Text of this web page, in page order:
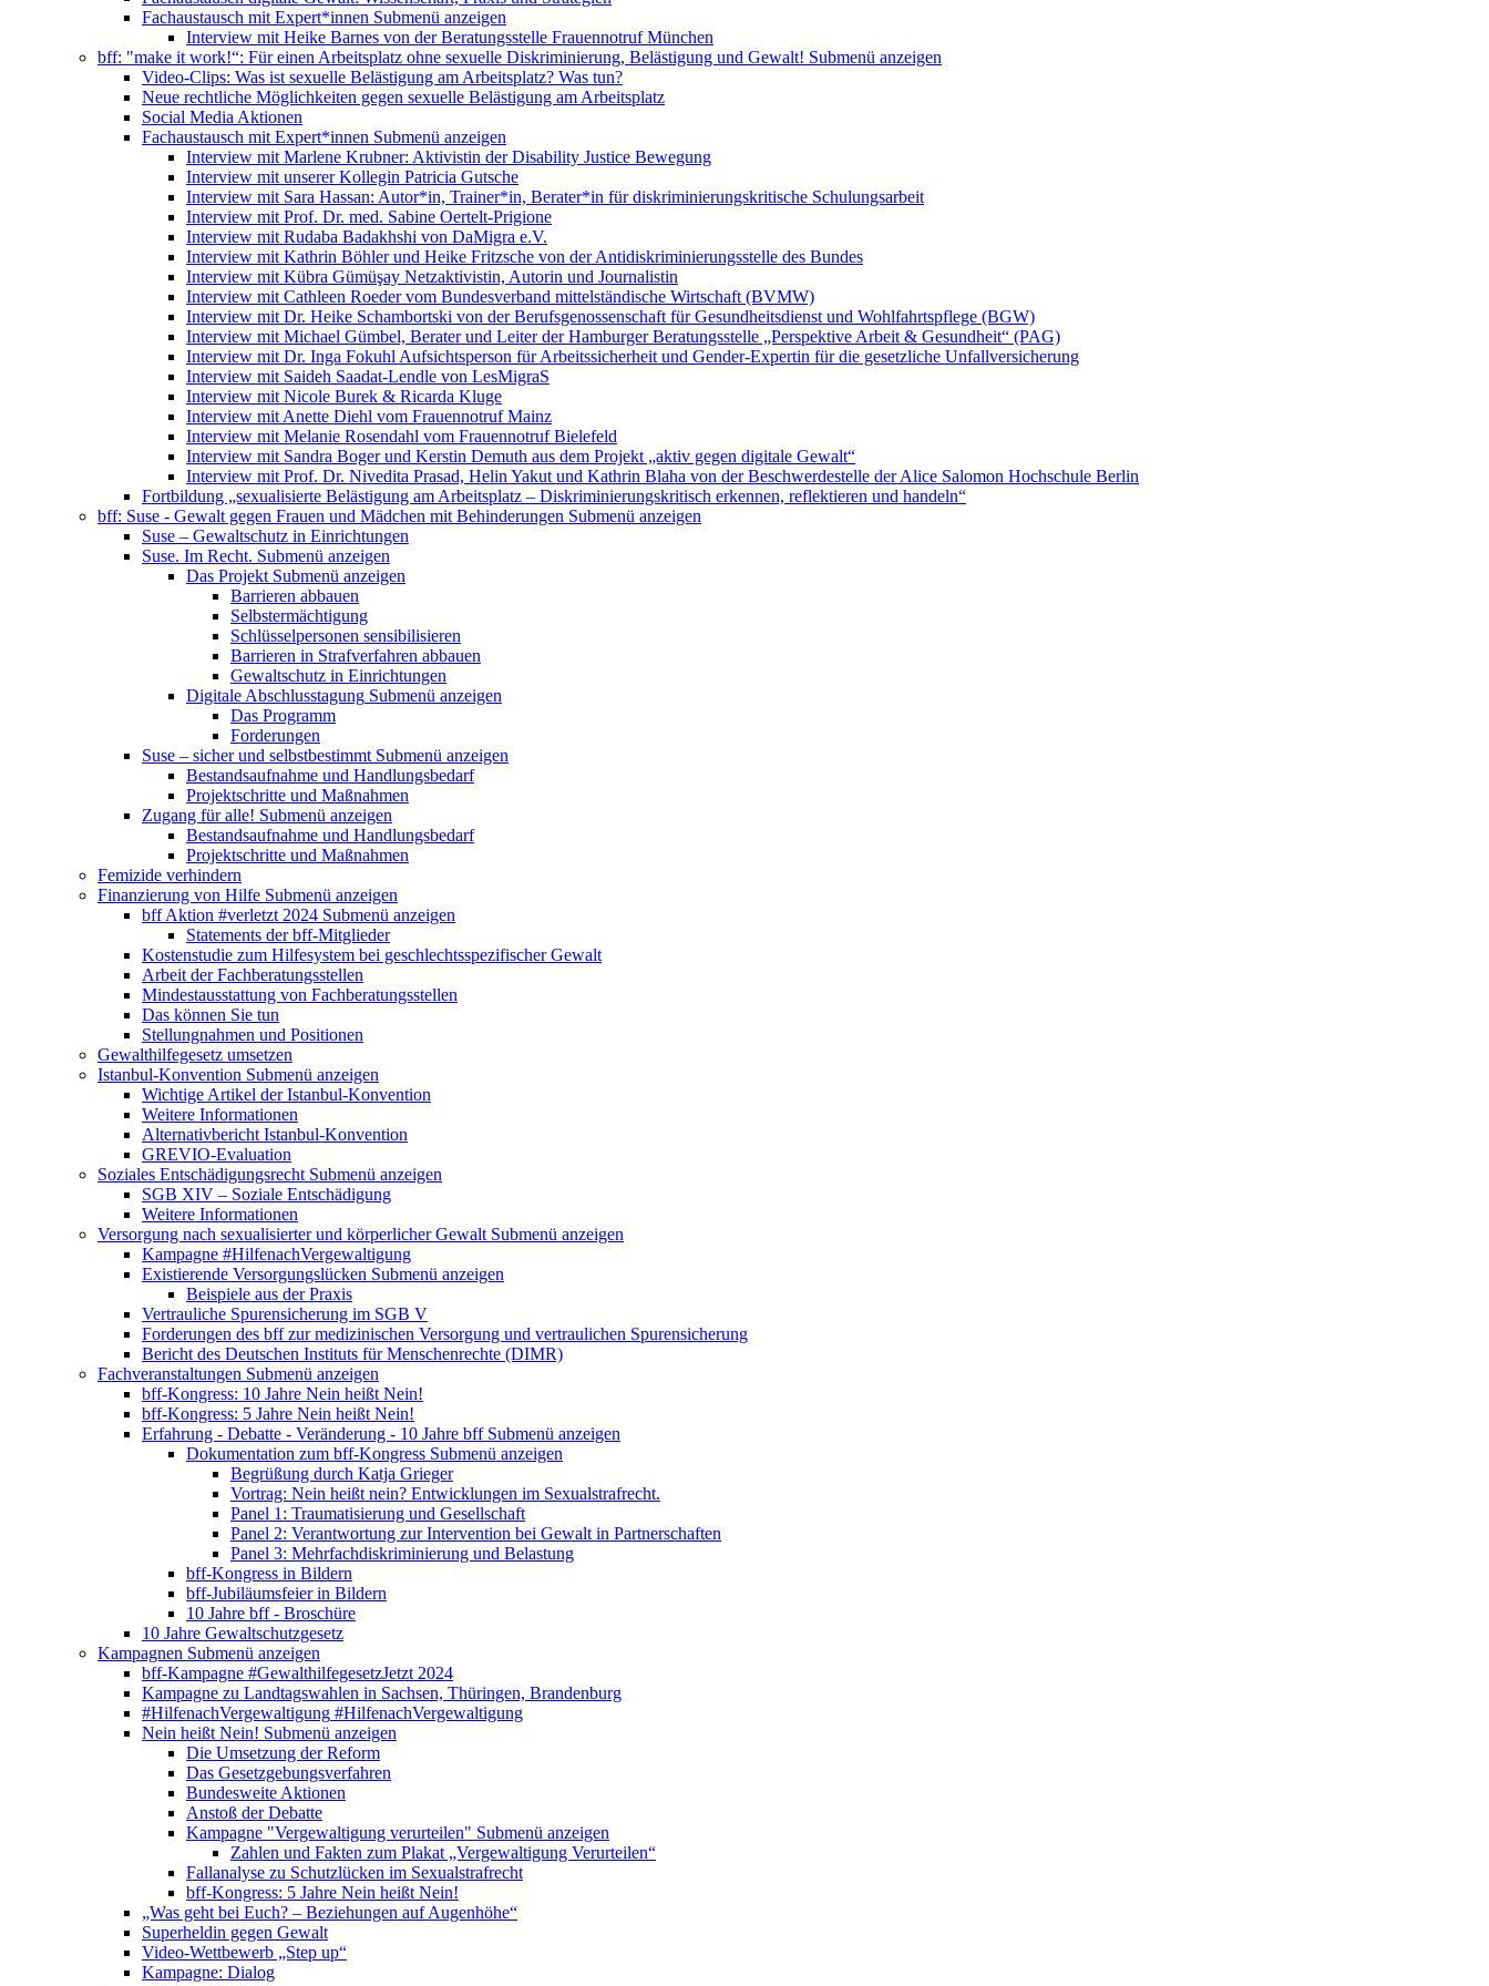
Fachaustausch mit Expert*innen Submenü anzeigen
Interview mit Heike Barnes von der Beratungsstelle Frauennotruf München
bff: "make it work!“: Für einen Arbeitsplatz ohne sexuelle Diskriminierung, Belästigung und Gewalt! Submenü anzeigen
Video-Clips: Was ist sexuelle Belästigung am Arbeitsplatz? Was tun?
Neue rechtliche Möglichkeiten gegen sexuelle Belästigung am Arbeitsplatz
Social Media Aktionen
Fachaustausch mit Expert*innen Submenü anzeigen
Interview mit Marlene Krubner: Aktivistin der Disability Justice Bewegung
Interview mit unserer Kollegin Patricia Gutsche
Interview mit Sara Hassan: Autor*in, Trainer*in, Berater*in für diskriminierungskritische Schulungsarbeit
Interview mit Prof. Dr. med. Sabine Oertelt-Prigione
Interview mit Rudaba Badakhshi von DaMigra e.V.
Interview mit Kathrin Böhler und Heike Fritzsche von der Antidiskriminierungsstelle des Bundes
Interview mit Kübra Gümüşay Netzaktivistin, Autorin und Journalistin
Interview mit Cathleen Roeder vom Bundesverband mittelständische Wirtschaft (BVMW)
Interview mit Dr. Heike Schambortski von der Berufsgenossenschaft für Gesundheitsdienst und Wohlfahrtspflege (BGW)
Interview mit Michael Gümbel, Berater und Leiter der Hamburger Beratungsstelle „Perspektive Arbeit & Gesundheit“ (PAG)
Interview mit Dr. Inga Fokuhl Aufsichtsperson für Arbeitssicherheit und Gender-Expertin für die gesetzliche Unfallversicherung
Interview mit Saideh Saadat-Lendle von LesMigraS
Interview mit Nicole Burek & Ricarda Kluge
Interview mit Anette Diehl vom Frauennotruf Mainz
Interview mit Melanie Rosendahl vom Frauennotruf Bielefeld
Interview mit Sandra Boger und Kerstin Demuth aus dem Projekt „aktiv gegen digitale Gewalt“
Interview mit Prof. Dr. Nivedita Prasad, Helin Yakut und Kathrin Blaha von der Beschwerdestelle der Alice Salomon Hochschule Berlin
Fortbildung „sexualisierte Belästigung am Arbeitsplatz – Diskriminierungskritisch erkennen, reflektieren und handeln“
bff: Suse - Gewalt gegen Frauen und Mädchen mit Behinderungen Submenü anzeigen
Suse – Gewaltschutz in Einrichtungen
Suse. Im Recht. Submenü anzeigen
Das Projekt Submenü anzeigen
Barrieren abbauen
Selbstermächtigung
Schlüsselpersonen sensibilisieren
Barrieren in Strafverfahren abbauen
Gewaltschutz in Einrichtungen
Digitale Abschlusstagung Submenü anzeigen
Das Programm
Forderungen
Suse – sicher und selbstbestimmt Submenü anzeigen
Bestandsaufnahme und Handlungsbedarf
Projektschritte und Maßnahmen
Zugang für alle! Submenü anzeigen
Bestandsaufnahme und Handlungsbedarf
Projektschritte und Maßnahmen
Femizide verhindern
Finanzierung von Hilfe Submenü anzeigen
bff Aktion #verletzt 2024 Submenü anzeigen
Statements der bff-Mitglieder
Kostenstudie zum Hilfesystem bei geschlechtsspezifischer Gewalt
Arbeit der Fachberatungsstellen
Mindestausstattung von Fachberatungsstellen
Das können Sie tun
Stellungnahmen und Positionen
Gewalthilfegesetz umsetzen
Istanbul-Konvention Submenü anzeigen
Wichtige Artikel der Istanbul-Konvention
Weitere Informationen
Alternativbericht Istanbul-Konvention
GREVIO-Evaluation
Soziales Entschädigungsrecht Submenü anzeigen
SGB XIV – Soziale Entschädigung
Weitere Informationen
Versorgung nach sexualisierter und körperlicher Gewalt Submenü anzeigen
Kampagne #HilfenachVergewaltigung
Existierende Versorgungslücken Submenü anzeigen
Beispiele aus der Praxis
Vertrauliche Spurensicherung im SGB V
Forderungen des bff zur medizinischen Versorgung und vertraulichen Spurensicherung
Bericht des Deutschen Instituts für Menschenrechte (DIMR)
Fachveranstaltungen Submenü anzeigen
bff-Kongress: 10 Jahre Nein heißt Nein!
bff-Kongress: 5 Jahre Nein heißt Nein!
Erfahrung - Debatte - Veränderung - 10 Jahre bff Submenü anzeigen
Dokumentation zum bff-Kongress Submenü anzeigen
Begrüßung durch Katja Grieger
Vortrag: Nein heißt nein? Entwicklungen im Sexualstrafrecht.
Panel 1: Traumatisierung und Gesellschaft
Panel 2: Verantwortung zur Intervention bei Gewalt in Partnerschaften
Panel 3: Mehrfachdiskriminierung und Belastung
bff-Kongress in Bildern
bff-Jubiläumsfeier in Bildern
10 Jahre bff - Broschüre
10 Jahre Gewaltschutzgesetz
Kampagnen Submenü anzeigen
bff-Kampagne #GewalthilfegesetzJetzt 2024
Kampagne zu Landtagswahlen in Sachsen, Thüringen, Brandenburg
#HilfenachVergewaltigung #HilfenachVergewaltigung
Nein heißt Nein! Submenü anzeigen
Die Umsetzung der Reform
Das Gesetzgebungsverfahren
Bundesweite Aktionen
Anstoß der Debatte
Kampagne "Vergewaltigung verurteilen" Submenü anzeigen
Zahlen und Fakten zum Plakat „Vergewaltigung Verurteilen“
Fallanalyse zu Schutzlücken im Sexualstrafrecht
bff-Kongress: 5 Jahre Nein heißt Nein!
„Was geht bei Euch? – Beziehungen auf Augenhöhe“
Superheldin gegen Gewalt
Video-Wettbewerb „Step up“
Kampagne: Dialog